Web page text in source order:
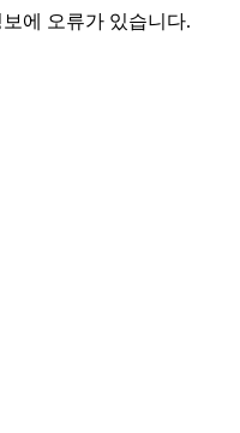
보에 오류가 있습니다.